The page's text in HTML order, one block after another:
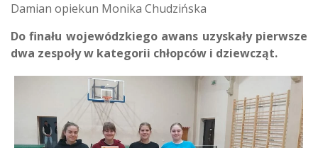
Damian opiekun Monika Chudzińska
Do finału wojewódzkiego awans uzyskały pierwsze
dwa zespoły w kategorii chłopców i dziewcząt.